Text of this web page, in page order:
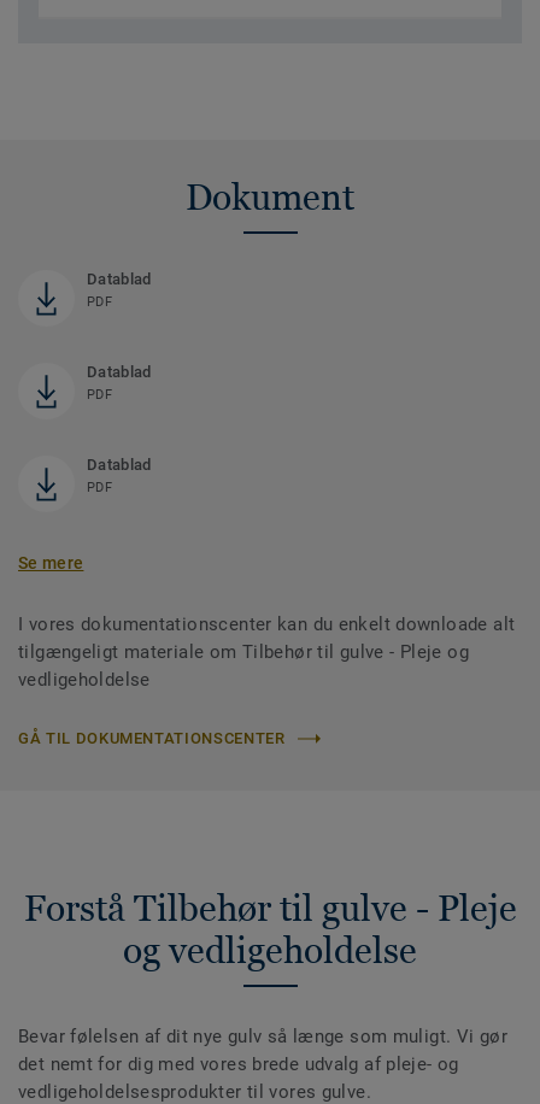
Dokument
Datablad
PDF
Datablad
PDF
Datablad
PDF
Se mere
I vores dokumentationscenter kan du enkelt downloade alt
tilgængeligt materiale om Tilbehør til gulve - Pleje og
vedligeholdelse
GÅ TIL DOKUMENTATIONSCENTER
Forstå Tilbehør til gulve - Pleje
og vedligeholdelse
Bevar følelsen af dit nye gulv så længe som muligt. Vi gør
det nemt for dig med vores brede udvalg af pleje- og
vedligeholdelsesprodukter til vores gulve.